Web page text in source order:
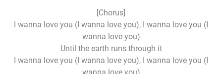
[Chorus]
I wanna love you (I wanna love you), I wanna love you (I
wanna love you)
Until the earth runs through it
I wanna love you (I wanna love you), I wanna love you (I